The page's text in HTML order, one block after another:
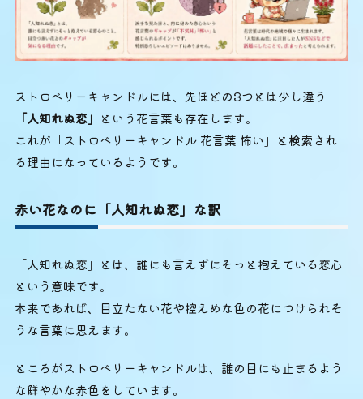
ストロベリーキャンドルには、先ほどの3つとは少し違う
「人知れぬ恋」 という花言葉も存在します。
これが「ストロベリーキャンドル 花言葉 怖い」と検索され
る理由になっているようです。
赤い花なのに「人知れぬ恋」な訳
「人知れぬ恋」とは、誰にも言えずにそっと抱えている恋心
という意味です。
本来であれば、目立たない花や控えめな色の花につけられそ
うな言葉に思えます。
ところがストロベリーキャンドルは、誰の目にも止まるよう
な鮮やかな赤色をしています。